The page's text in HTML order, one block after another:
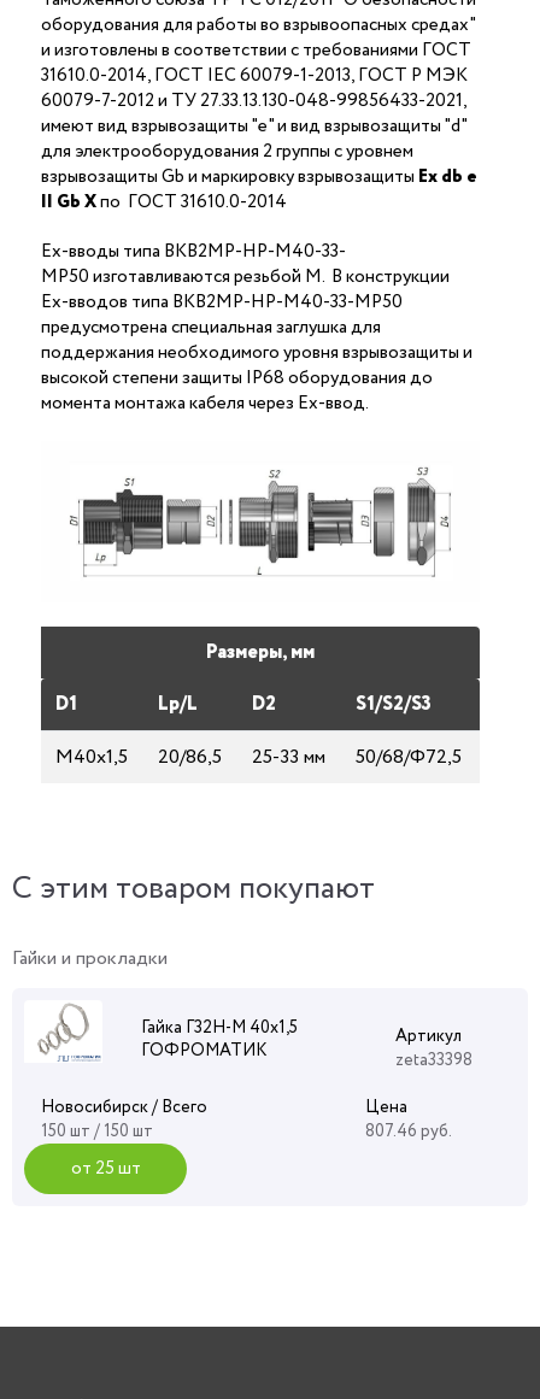
оборудования для работы во взрывоопасных средах"
и изготовлены в соответствии с требованиями ГОСТ
31610.0-2014, ГОСТ IEC 60079-1-2013, ГОСТ Р МЭК
60079-7-2012 и ТУ 27.33.13.130-048-99856433-2021,
имеют вид взрывозащиты "е" и вид взрывозащиты "d"
для электрооборудования 2 группы с уровнем
взрывозащиты Gb и маркировку взрывозащиты Ехdb е
II Gb Xпо ГОСТ 31610.0-2014
Ex-вводы типа ВКВ2МР-НР-М40-33-
МР50 изготавливаются резьбой M. В конструкции
Ex-вводов типа ВКВ2МР-НР-М40-33-МР50
предусмотрена специальная заглушка для
поддержания необходимого уровня взрывозащиты и
высокой степени защиты IP68 оборудования до
момента монтажа кабеля через Ex-ввод.
Размеры, мм
D1
Lp/L D2
S1/S2/S3
М40х1,5
20/86,5 25-33 мм 50/68/Ф72,5
C этим товаром покупают
Гайки и прокладки
Гайка Г32Н-М 40х1,5
ГОФРОМАТИК
Артикул
zeta33398
Новосибирск / Всего
150 шт / 150 шт
Цена
807.46 руб.
от 25 шт